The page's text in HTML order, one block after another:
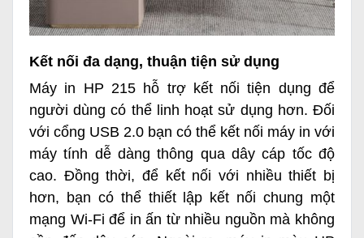
Kết nối đa dạng, thuận tiện sử dụng
Máy in HP 215 hỗ trợ kết nối tiện dụng để
người dùng có thể linh hoạt sử dụng hơn. Đối
với cổng USB 2.0 bạn có thể kết nối máy in với
máy tính dễ dàng thông qua dây cáp tốc độ
cao. Đồng thời, để kết nối với nhiều thiết bị
hơn, bạn có thể thiết lập kết nối chung một
mạng Wi-Fi để in ấn từ nhiều nguồn mà không